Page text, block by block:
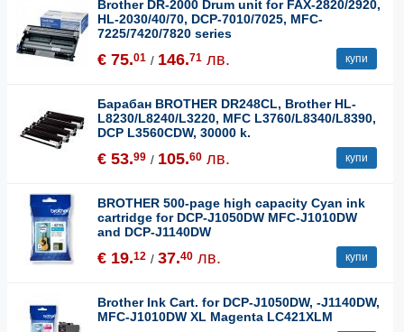
Brother DR-2000 Drum unit for FAX-2820/2920,
HL-2030/40/70, DCP-7010/7025, MFC-
7225/7420/7820 series
€ 75.01 / 146.71 лв. купи
Барабан BROTHER DR248CL, Brother HL-
L8230/L8240/L3220, MFC L3760/L8340/L8390,
DCP L3560CDW, 30000 k.
€ 53.99 / 105.60 лв. купи
BROTHER 500-page high capacity Cyan ink
cartridge for DCP-J1050DW MFC-J1010DW
and DCP-J1140DW
€ 19.12 / 37.40 лв. купи
Brother Ink Cart. for DCP-J1050DW, -J1140DW,
MFC-J1010DW XL Magenta LC421XLM